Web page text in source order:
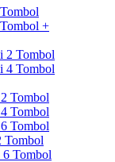
+
2 Tombol
4 Tombol
Tombol
Tombol
Tombol
Tombol
6 Tombol